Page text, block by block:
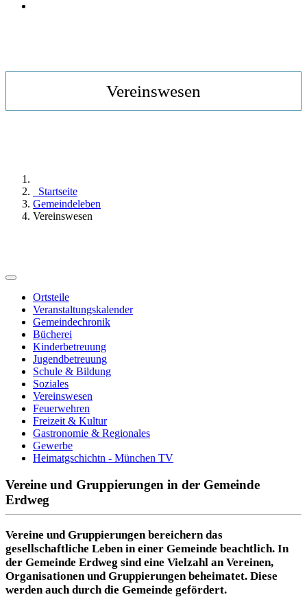
Vereinswesen
Startseite
Gemeindeleben
Vereinswesen
Ortsteile
Veranstaltungskalender
Gemeindechronik
Bücherei
Kinderbetreuung
Jugendbetreuung
Schule & Bildung
Soziales
Vereinswesen
Feuerwehren
Freizeit & Kultur
Gastronomie & Regionales
Gewerbe
Heimatgschichtn - München TV
Vereine und Gruppierungen in der Gemeinde
Erdweg
Vereine und Gruppierungen bereichern das
gesellschaftliche Leben in einer Gemeinde beachtlich. In
der Gemeinde Erdweg sind eine Vielzahl an Vereinen,
Organisationen und Gruppierungen beheimatet. Diese
werden auch durch die Gemeinde gefördert.